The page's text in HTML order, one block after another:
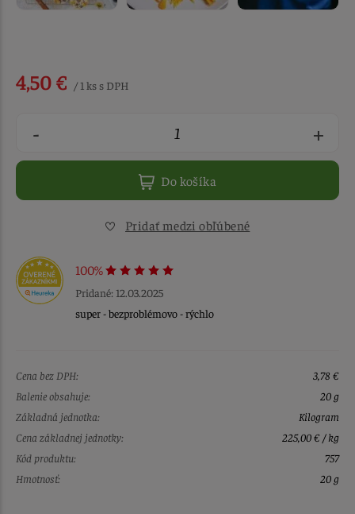
4,50 € / 1 ks s DPH
- +
Do košíka
Pridať medzi obľúbené
100%
Pridané: 12.03.2025
super - bezproblémovo - rýchlo
Cena bez DPH:
3,78 €
Balenie obsahuje:
20 g
Základná jednotka:
Kilogram
Cena základnej jednotky:
225,00 € / kg
Kód produktu:
757
Hmotnosť:
20 g